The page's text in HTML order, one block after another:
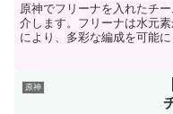
原神でフリーナを入れたチ
介します。フリーナは水元
により、多彩な編成を可能
原神